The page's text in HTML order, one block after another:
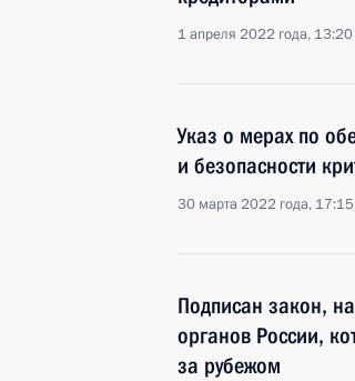
1 апреля 2022 года, 13:20
Указ о мерах по
и безопасности
30 марта 2022 года, 17:15
Подписан закон,
органов России,
за рубежом